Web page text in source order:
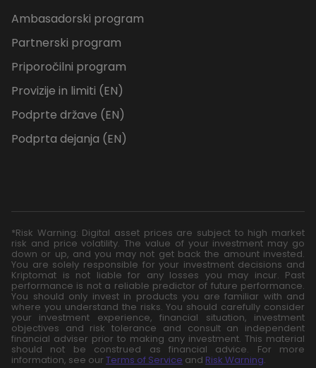
Ambasadorski program
Partnerski program
Priporočilni program
Provizije in limiti (EN)
Podprte države (EN)
Podprta dejanja (EN)
*Risk Warning: Digital asset prices are subject to high market
risk and price volatility. The value of your investment may go
down or up, and you may not get back the amount invested.
You are solely responsible for your investment decisions and
Kriptomat is not liable for any losses you may incur. Past
performance is not a reliable predictor of future performance.
You should only invest in products you are familiar with and
where you understand the risks. You should carefully consider
your investment experience, financial situation, investment
objectives and risk tolerance and consult an independent
financial adviser prior to making any investment. This material
should not be construed as financial advice. For more
information, see our Terms of Service and Risk Warning.